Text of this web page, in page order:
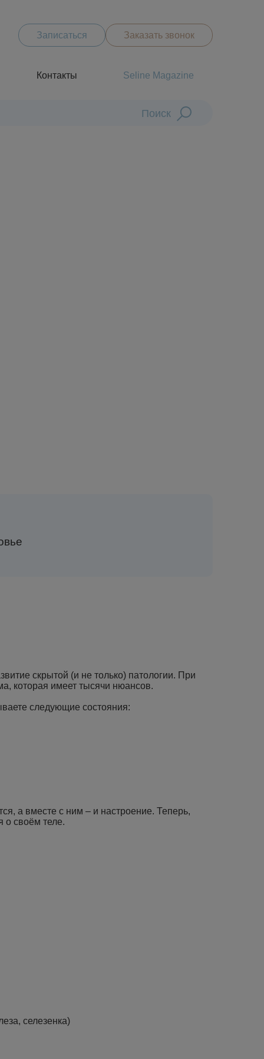
Записаться Заказать звонок
Контакты Seline Magazine
Поиск
скрытой (и не только) патологии. При
которая имеет тысячи нюансов.
следующие состояния:
а вместе с ним – и настроение. Теперь,
о своём теле.
селезенка)